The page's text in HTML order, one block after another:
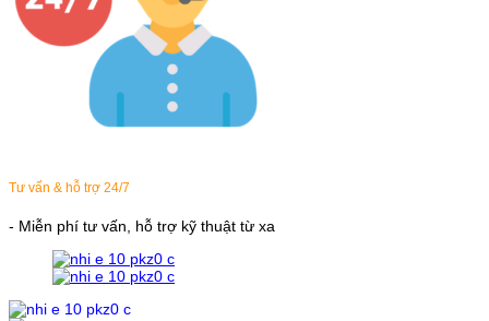
Tư vấn & hỗ trợ 24/7
- Miễn phí tư vấn, hỗ trợ kỹ thuật từ xa